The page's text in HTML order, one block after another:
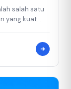
salah satu
yang kuat